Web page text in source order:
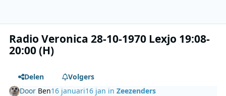
Radio Veronica 28-10-1970 Lexjo 19:08-
20:00 (H)
Delen
Volgers
Door Ben16 januari16 jan inZeezenders